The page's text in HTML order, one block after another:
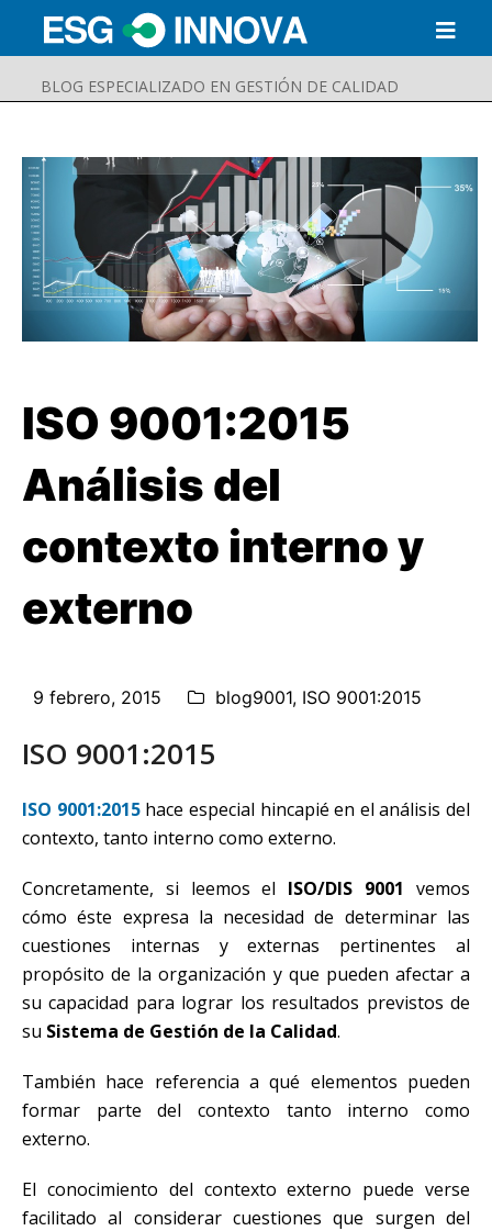
BLOG ESPECIALIZADO EN GESTIÓN DE CALIDAD
Buscar Enviar
ISO 9001:2015
Análisis del
contexto interno y
externo
9 febrero, 2015 blog9001, ISO 9001:2015
ISO 9001:2015
ISO 9001:2015hace especial hincapié en el análisis del
contexto, tanto interno como externo.
Concretamente, si leemos el ISO/DIS 9001 vemos
cómo éste expresa la necesidad de determinar las
cuestiones internas y externas pertinentes al
propósito de la organización y que pueden afectar a
su capacidad para lograr los resultados previstos de
su Sistema de Gestión de la Calidad.
También hace referencia a qué elementos pueden
formar parte del contexto tanto interno como
externo.
El conocimiento del contexto externo puede verse
facilitado al considerar cuestiones que surgen del